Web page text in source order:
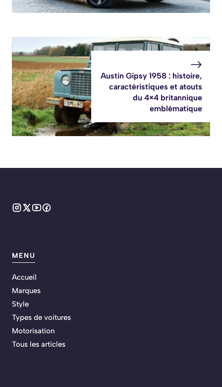
Austin Gipsy 1958 : histoire,
caractéristiques et atouts
du 4×4 britannique
emblématique
MENU
Accueil
Marques
Style
Types de voitures
Motorisation
Tous les articles